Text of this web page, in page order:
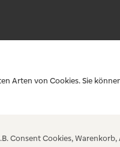
Arten von Cookies. Sie
Consent Cookies, Warenkorb,